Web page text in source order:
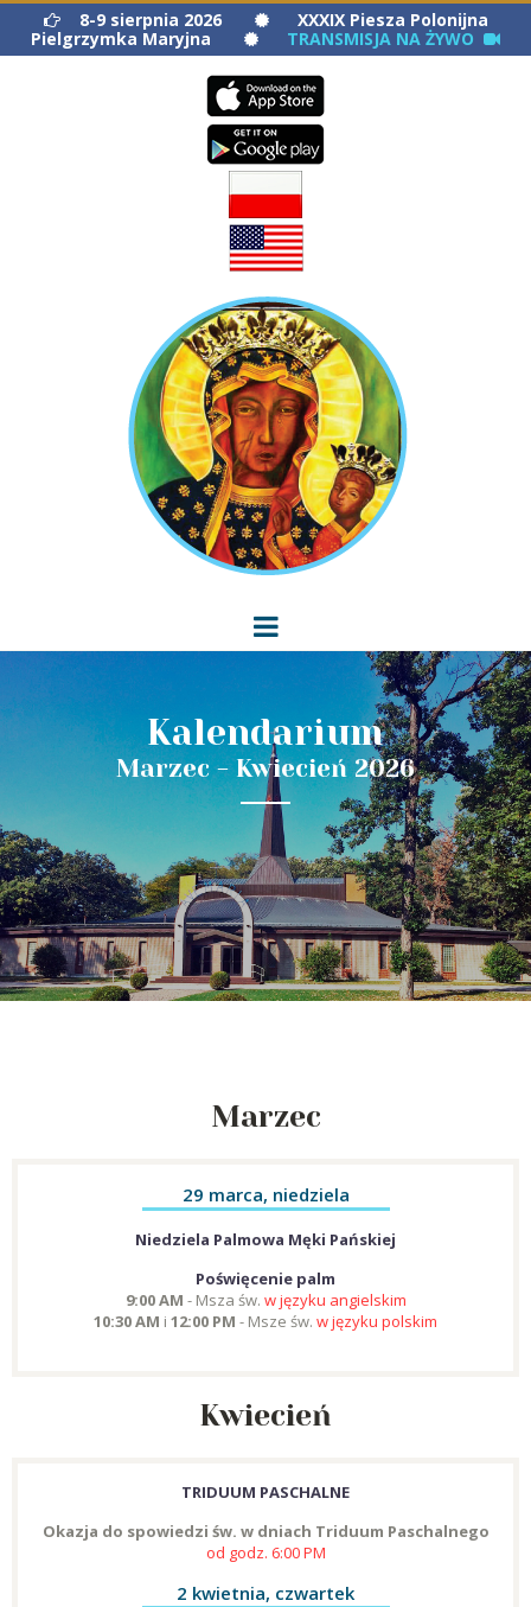
8-9 sierpnia 2026 XXXIX Piesza Polonijna
Pielgrzymka Maryjna
 TRANSMISJA NA ŻYWO 
Kalendarium
Marzec - Kwiecień 2026
Marzec
29 marca, niedziela
Niedziela Palmowa Męki Pańskiej
Poświęcenie palm
9:00 AM - Msza św. w języku angielskim
10:30 AM i 12:00 PM - Msze św. w języku polskim
Kwiecień
TRIDUUM PASCHALNE
Okazja do spowiedzi św. w dniach Triduum Paschalnego
od godz. 6:00 PM
2 kwietnia, czwartek